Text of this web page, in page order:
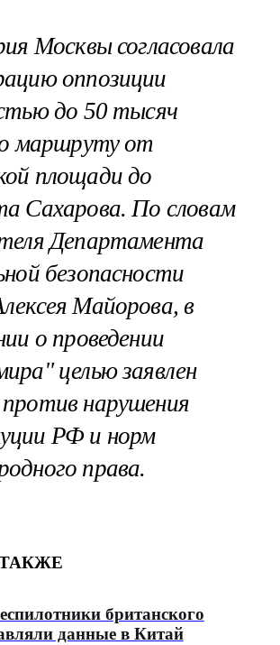
Москвы согласовала
оппозиции
до 50 тысяч
маршруту от
площади до
Сахарова. По словам
Департамента
безопасности
Майорова, в
о проведении
целью заявлен
нарушения
РФ и норм
права.
британского
данные в Китай